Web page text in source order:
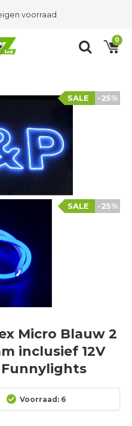
voorraad
0
-25%
SALE
-25%
SALE
Micro Blauw 2
inclusief 12V
Voorraad: 6